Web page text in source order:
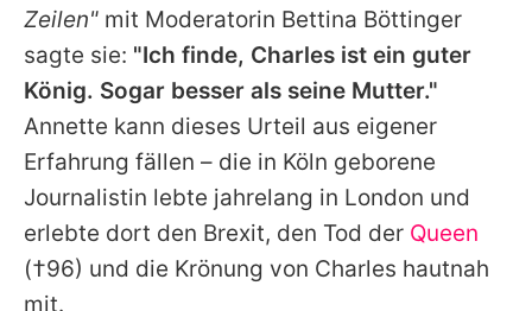
Team
Redaktionelle Richtlinien
Impressum
Datenschutzerklärung
Nutzungsbedingungen
Utiq verwalten
Zeilen" mit Moderatorin Bettina Böttinger
sagte sie: "Ich finde, Charles ist ein guter
König. Sogar besser als seine Mutter."
Annette kann dieses Urteil aus eigener
Erfahrung fällen – die in Köln geborene
Journalistin lebte jahrelang in London und
erlebte dort den Brexit, den Tod der Queen
(†96) und die Krönung von Charles hautnah
mit.